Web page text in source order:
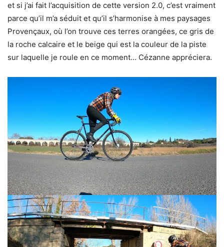
et si j’ai fait l’acquisition de cette version 2.0, c’est vraiment
parce qu’il m’a séduit et qu’il s’harmonise à mes paysages
Provençaux, où l’on trouve ces terres orangées, ce gris de
la roche calcaire et le beige qui est la couleur de la piste
sur laquelle je roule en ce moment… Cézanne appréciera.